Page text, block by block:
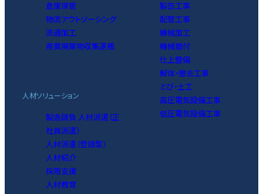
倉庫保管
物流アウトソーシング
流通加工
産業廃棄物収集運搬
人材ソリューション
製造請負 人材派遣（正
社員派遣）
人材派遣（登録型）
人材紹介
採用支援
人材教育
製缶工事
配管工事
機械加工
機械据付
仕上整備
解体・撤去工事
とび・土工
高圧電気設備工事
低圧電気設備工事